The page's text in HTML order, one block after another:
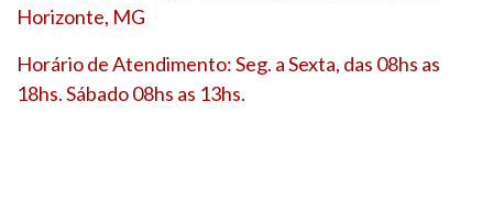
Horizonte, MG
Horário de Atendimento: Seg. a Sexta, das 08hs as
18hs. Sábado 08hs as 13hs.